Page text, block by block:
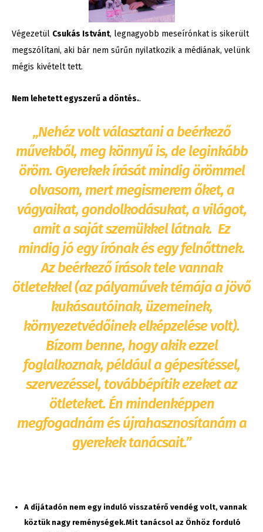
Végezetül Csukás Istvánt, legnagyobb meseírónkat is sikerült
megszólítani, aki bár nem sűrűn nyilatkozik a médiának, velünk
mégis kivételt tett.
Nem lehetett egyszerű a döntés..
„Nehéz volt választani a beérkező
művekből, meg könnyű is, de leginkább
öröm. Gyerekek írását mindig örömmel
olvasom, mert megismerem őket, a
vágyaikat, gondolkodásukat, a világot,
amit a saját szemükkel látnak. Ez
mindig jó egy írónak és egy felnőttnek.
Az beérkező írások tele vannak
ötletekkel (az pályaművek témája a jövő
kukásautóinak, üzemeinek,
környezetvédőinek elképzelése volt).
Bízom benne, hogy akik ezzel
foglalkoznak, például a gépesítéssel,
szervezéssel, továbbépítik ezeket az
ötleteket. Én mindenképpen
megfogadnám és újrahasznosítanám a
gyerekek tanácsait.”
A díjátadón nem egy induló visszatérő vendég volt, vannak
köztük nagy reménységek.Mit tanácsol az Önhöz forduló